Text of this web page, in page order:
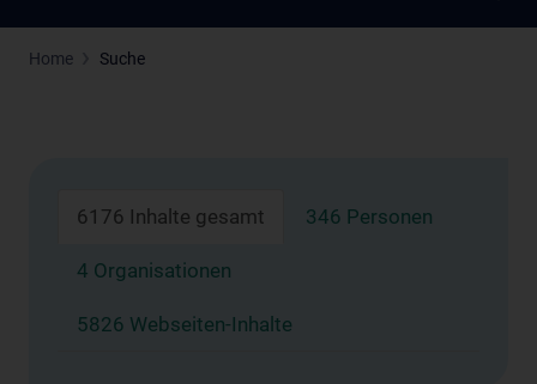
Home Suche
6176 Inhalte gesamt 346 Personen
4 Organisationen
5826 Webseiten-Inhalte